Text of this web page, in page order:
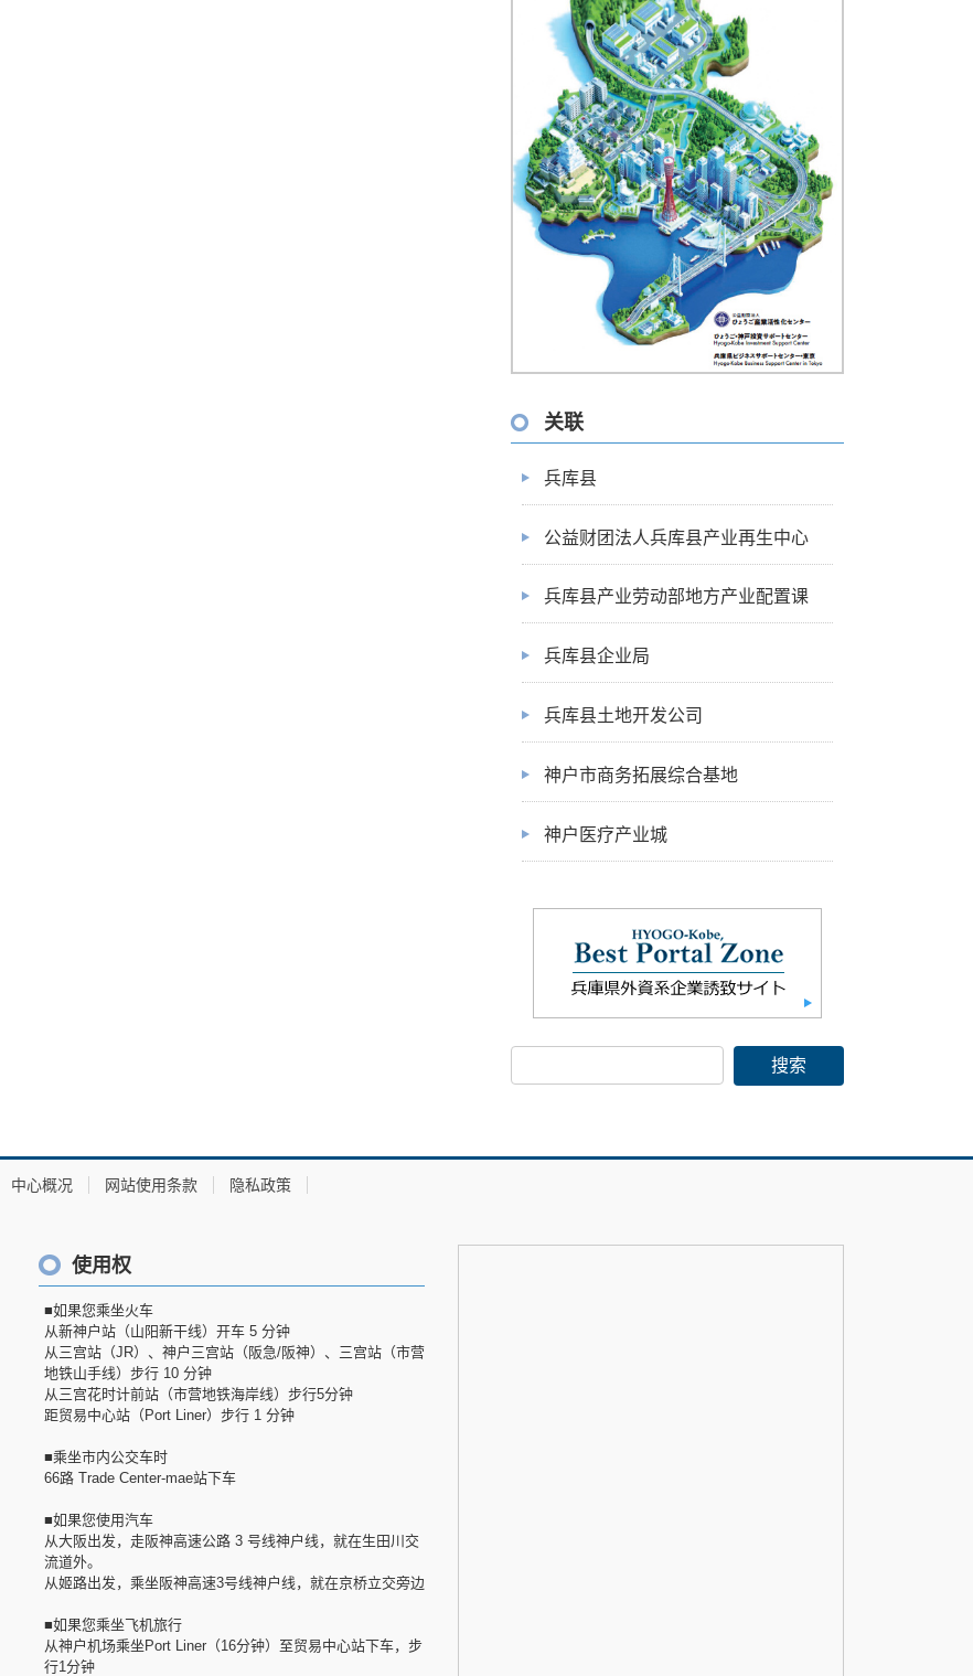
关联
兵库县
公益财团法人兵库县产业再生中心
兵库县产业劳动部地方产业配置课
兵库县企业局
兵库县土地开发公司
神户市商务拓展综合基地
神户医疗产业城
中心概况 网站使用条款 隐私政策
使用权
■如果您乘坐火车
从新神户站（山阳新干线）开车 5 分钟
从三宫站（JR）、神户三宫站（阪急/阪神）、三宫站（市营
地铁山手线）步行 10 分钟
从三宫花时计前站（市营地铁海岸线）步行5分钟
距贸易中心站（Port Liner）步行 1 分钟
■乘坐市内公交车时
66路 Trade Center-mae站下车
■如果您使用汽车
从大阪出发，走阪神高速公路 3 号线神户线，就在生田川交
流道外。
从姬路出发，乘坐阪神高速3号线神户线，就在京桥立交旁边
■如果您乘坐飞机旅行
从神户机场乘坐Port Liner（16分钟）至贸易中心站下车，步
行1分钟